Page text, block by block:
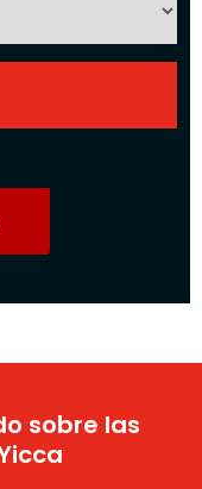
sobre las